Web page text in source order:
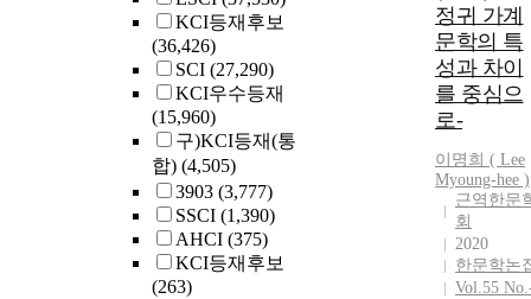
KCI등재후보
(36,426)
SCI (27,290)
KCI우수등재
(15,960)
구)KCI등재(통
합) (4,505)
3903 (3,777)
SSCI (1,390)
AHCI (375)
KCI등재후보
(263)
정귀 가계
문학의 특
성과 차이
를 중심으
로-
이명희 ( Lee
Myoung-hee )
근역한문
회
2020
한문학논
Vol.55